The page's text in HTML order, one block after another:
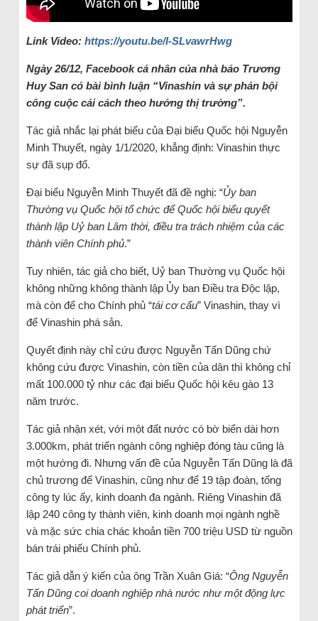
Link Video: https://youtu.be/I-SLvawrHwg
Ngày 26/12, Facebook cá nhân của nhà báo Trương
Huy San có bài bình luận “Vinashin và sự phản bội
công cuộc cải cách theo hướng thị trường”.
Tác giả nhắc lại phát biểu của Đại biểu Quốc hội Nguyễn
Minh Thuyết, ngày 1/1/2020, khẳng định: Vinashin thực
sự đã sụp đổ.
Đại biểu Nguyễn Minh Thuyết đã đề nghị: “Ủy ban
Thường vụ Quốc hội tổ chức để Quốc hội biểu quyết
thành lập Uỷ ban Lâm thời, điều tra trách nhiệm của các
thành viên Chính phủ.”
Tuy nhiên, tác giả cho biết, Uỷ ban Thường vụ Quốc hội
không những không thành lập Ủy ban Điều tra Độc lập,
mà còn để cho Chính phủ “tái cơ cấu” Vinashin, thay vì
để Vinashin phá sản.
Quyết định này chỉ cứu được Nguyễn Tấn Dũng chứ
không cứu được Vinashin, còn tiền của dân thì không chỉ
mất 100.000 tỷ như các đại biểu Quốc hội kêu gào 13
năm trước.
Tác giả nhận xét, với một đất nước có bờ biển dài hơn
3.000km, phát triển ngành công nghiệp đóng tàu cũng là
một hướng đi. Nhưng vấn đề của Nguyễn Tấn Dũng là đã
chủ trương để Vinashin, cũng như để 19 tập đoàn, tổng
công ty lúc ấy, kinh doanh đa ngành. Riêng Vinashin đã
lập 240 công ty thành viên, kinh doanh mọi ngành nghề
và mặc sức chia chác khoản tiền 700 triệu USD từ nguồn
bán trái phiếu Chính phủ.
Tác giả dẫn ý kiến của ông Trần Xuân Giá: “Ông Nguyễn
Tấn Dũng coi doanh nghiệp nhà nước như một động lực
phát triển”.